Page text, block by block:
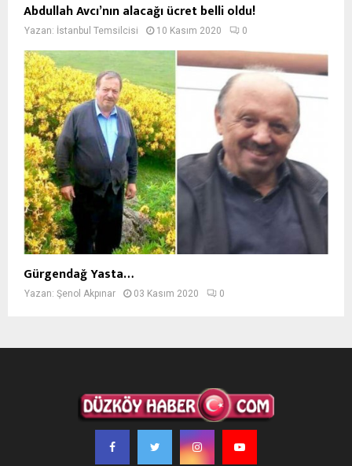
Abdullah Avcı’nın alacağı ücret belli oldu!
Yazan: İstanbul Temsilcisi 10 Kasım 2020 0
Gürgendağ Yasta…
Yazan: Şenol Akpınar 03 Kasım 2020 0